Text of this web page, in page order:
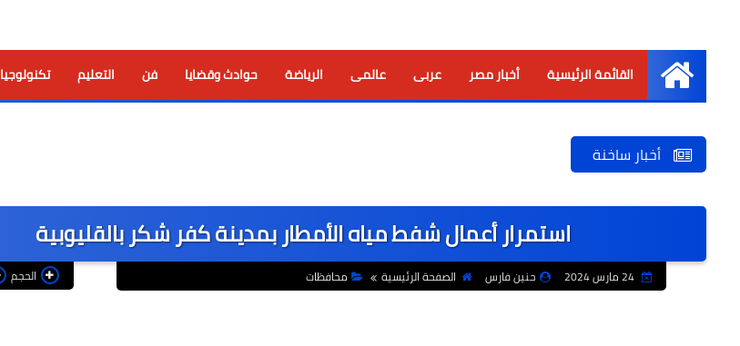
الرئيسية
القائمة الرئيسية أخبار مصر عربى عالمى الرياضة حوادث وقضايا فن التعليم تكنولوجيا
أخبار ساخنة
استمرار أعمال شفط مياه الأمطار بمدينة كفر شكر بالقليوبية
24 مارس 2024 حنين فارس الصفحة الرئيسية محافظات الحجم